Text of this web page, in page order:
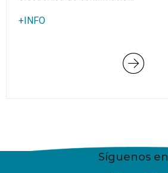
+INFO
Síguenos en